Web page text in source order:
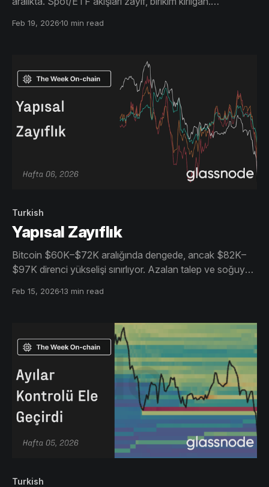
yok.
Feb 19, 202610 min read
Turkish
Yapısal Zayıflık
Bitcoin $60K–$72K aralığında dengede, ancak $82K–
$97K direnci yükselişi sınırlıyor. Azalan talep ve soğuyan
Feb 15, 202613 min read
Turkish